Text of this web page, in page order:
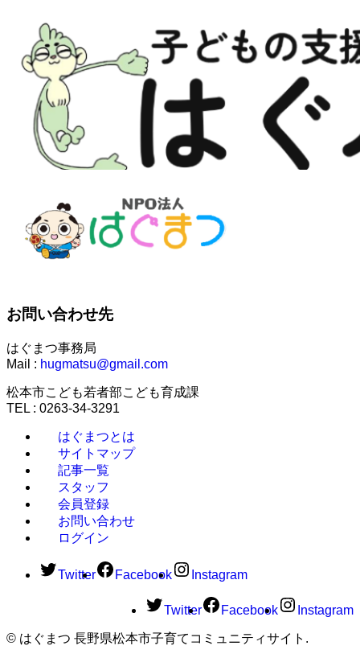
お問い合わせ先
はぐまつ事務局
Mail : hugmatsu@gmail.com
松本市こども若者部こども育成課
TEL : 0263-34-3291
はぐまつとは
サイトマップ
記事一覧
スタッフ
会員登録
お問い合わせ
ログイン
Twitter Facebook Instagram
Twitter Facebook Instagram
© はぐまつ 長野県松本市子育てコミュニティサイト.